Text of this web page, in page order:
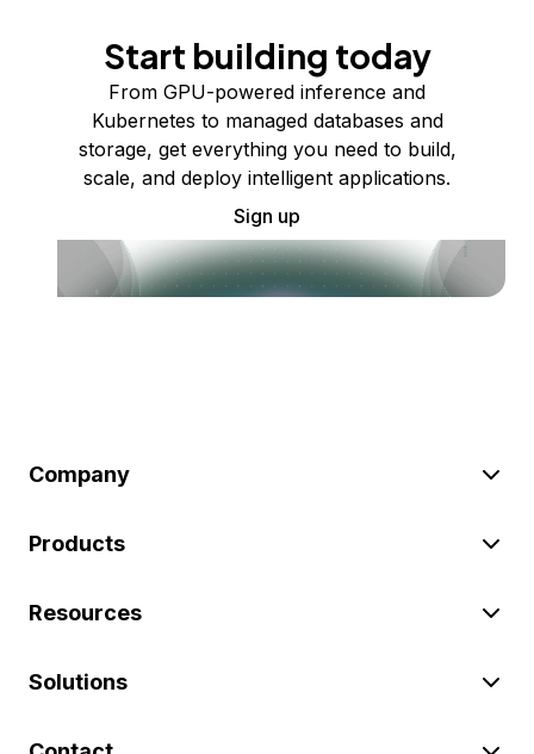
Start building today
From GPU-powered inference and
Kubernetes to managed databases and
storage, get everything you need to build,
scale, and deploy intelligent applications.
Sign up
Company
Products
Resources
Solutions